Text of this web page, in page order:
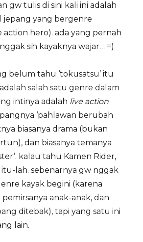
gw tulis di sini kali ini adalah
jepang yang bergenre
action hero). ada yang pernah
sih kayaknya wajar… =)
belum tahu ‘tokusatsu’ itu
salah satu genre dalam
intinya adalah live action
‘pahlawan berubah
biasanya drama (bukan
dan biasanya temanya
kalau tahu Kamen Rider,
itu-lah. sebenarnya gw nggak
kayak begini (karena
anak-anak, dan
ditebak), tapi yang satu ini
lain.